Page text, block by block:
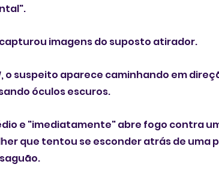
imagens do suposto atirador.
o suspeito aparece caminhando em
óculos escuros.
e "imediatamente" abre fogo contra
que tentou se esconder atrás de uma